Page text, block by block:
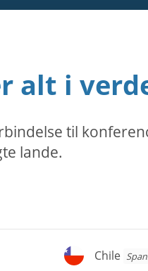
alt i
til
lande.
Chile
Chile